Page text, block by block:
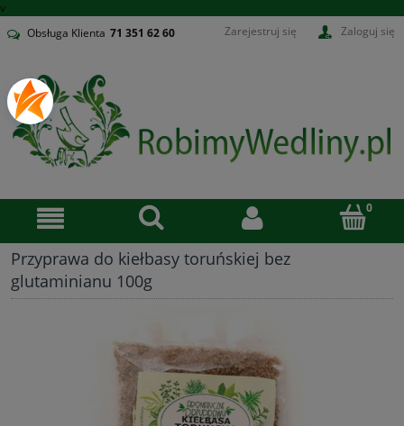
v
Obsługa Klienta 71 351 62 60 Zarejestruj się Zaloguj się
Przyprawa do kiełbasy toruńskiej bez
glutaminianu 100g